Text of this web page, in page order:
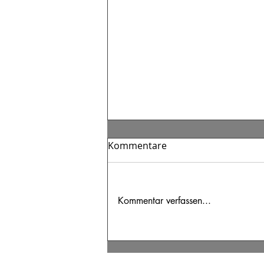
Führung: Deine Motivation
Kommentare
Kommentar verfassen...